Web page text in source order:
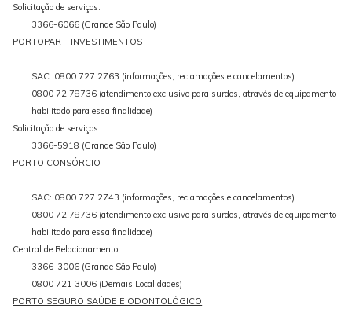
Solicitação de serviços:
3366-6066 (Grande São Paulo)
PORTOPAR – INVESTIMENTOS
SAC: 0800 727 2763 (informações, reclamações e cancelamentos)
0800 72 78736 (atendimento exclusivo para surdos, através de equipamento
habilitado para essa finalidade)
Solicitação de serviços:
3366-5918 (Grande São Paulo)
PORTO CONSÓRCIO
SAC: 0800 727 2743 (informações, reclamações e cancelamentos)
0800 72 78736 (atendimento exclusivo para surdos, através de equipamento
habilitado para essa finalidade)
Central de Relacionamento:
3366-3006 (Grande São Paulo)
0800 721 3006 (Demais Localidades)
PORTO SEGURO SAÚDE E ODONTOLÓGICO